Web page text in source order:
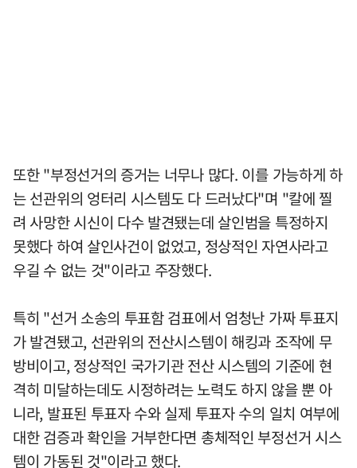
또한 "부정선거의 증거는 너무나 많다. 이를 가능하게 하
는 선관위의 엉터리 시스템도 다 드러났다"며 "칼에 찔
려 사망한 시신이 다수 발견됐는데 살인범을 특정하지
못했다 하여 살인사건이 없었고, 정상적인 자연사라고
우길 수 없는 것"이라고 주장했다.
특히 "선거 소송의 투표함 검표에서 엄청난 가짜 투표지
가 발견됐고, 선관위의 전산시스템이 해킹과 조작에 무
방비이고, 정상적인 국가기관 전산 시스템의 기준에 현
격히 미달하는데도 시정하려는 노력도 하지 않을 뿐 아
니라, 발표된 투표자 수와 실제 투표자 수의 일치 여부에
대한 검증과 확인을 거부한다면 총체적인 부정선거 시스
템이 가동된 것"이라고 했다.